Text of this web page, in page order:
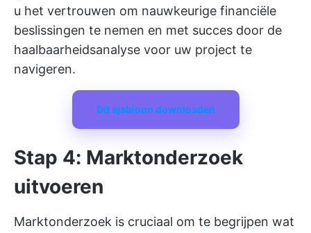
u het vertrouwen om nauwkeurige financiële
beslissingen te nemen en met succes door de
haalbaarheidsanalyse voor uw project te
navigeren.
Dit sjabloon downloaden
Stap 4: Marktonderzoek
uitvoeren
Marktonderzoek is cruciaal om te begrijpen wat